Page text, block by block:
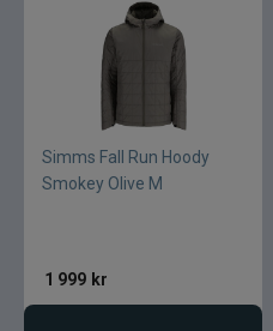
Simms Fall Run Hoody
Smokey Olive M
1 999 kr